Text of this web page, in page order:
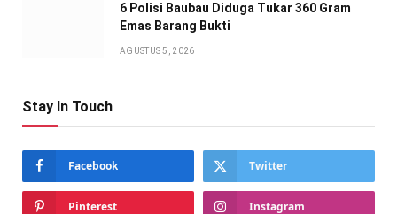
6 Polisi Baubau Diduga Tukar 360 Gram
Emas Barang Bukti
AGUSTUS 5, 2026
Stay In Touch
Facebook Twitter
Pinterest Instagram